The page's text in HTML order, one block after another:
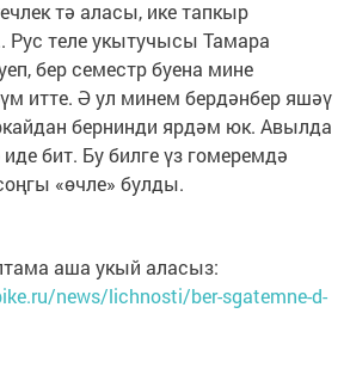
тә аласы, ике тапкыр
Рус теле укытучысы Тамара
бер семестр буена мине
итте. Ә ул минем бердәнбер яшәү
бернинди ярдәм юк. Авылда
бит. Бу билге үз гомеремдә
«өчле» булды.
аша укый аласыз:
news/lichnosti/ber-sgatemne-d-